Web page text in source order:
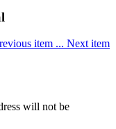
item ... Next item
will not be